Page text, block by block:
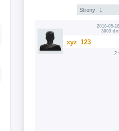
Strony: 1
2018-05-
3003
xyz_123
2